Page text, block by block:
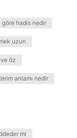
göre hadis nedir
uzun
öz
anlamı nedir
mi